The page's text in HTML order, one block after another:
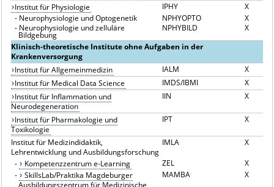
Institut für Physiologie
IPHY
X
- Neurophysiologie und Optogenetik NPHYOPTO
X
- Neurophysiologie und zelluläre
Bildgebung
NPHYBILD
X
Klinisch-theoretische Institute ohne Aufgaben in der
Krankenversorgung
Institut für Allgemeinmedizin
IALM
X
Institut für Medical Data Science
IMDS/IBMI
X
Institut für Inflammation und
Neurodegeneration
IIN X
Institut für Pharmakologie und
Toxikologie
IPT X
Institut für Medizindidaktik,
Lehrentwicklung und Ausbildungsforschung
IMLA X
- Kompetenzzentrum e-Learning ZEL
X
-
SkillsLab/Praktika Magdeburger
Ausbildungszentrum für Medizinische
MAMBA X